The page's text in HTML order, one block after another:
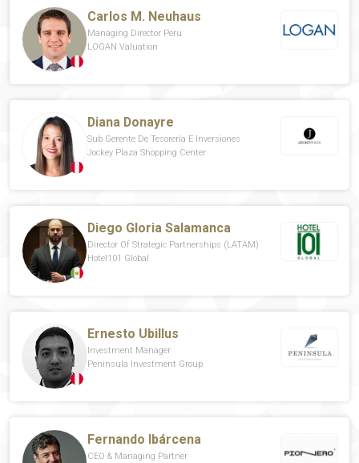
Carlos M. Neuhaus
Managing Director Peru
LOGAN Valuation
Diana Donayre
Sub Gerente De Tesorería E Inversiones
Jockey Plaza Shopping Center
Diego Gloria Salamanca
Director Of Strategic Partnerships (LATAM)
Hotel101 Global
Ernesto Ubillus
Investment Manager
Peninsula Investment Group
Fernando Ibárcena
CEO & Managing Partner